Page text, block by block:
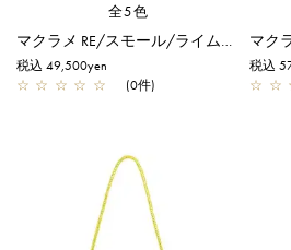
全5色
マクラメ RE/スモール/ライムシルバー
税込 49,500yen
☆ ☆ ☆ ☆ ☆ (0件)
マク
税込
☆ ☆